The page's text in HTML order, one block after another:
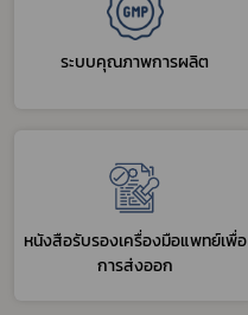
ระบบคุณภาพการผลิต
หนังสือรับรองเครื่องมือแพทย์เพื่อ
การส่งออก